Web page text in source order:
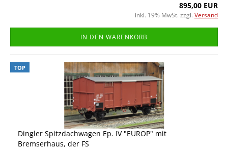
895,00 EUR
inkl. 19% MwSt. zzgl. Versand
IN DEN WARENKORB
TOP
Dingler Spitzdachwagen Ep. IV "EUROP" mit
Bremserhaus, der FS